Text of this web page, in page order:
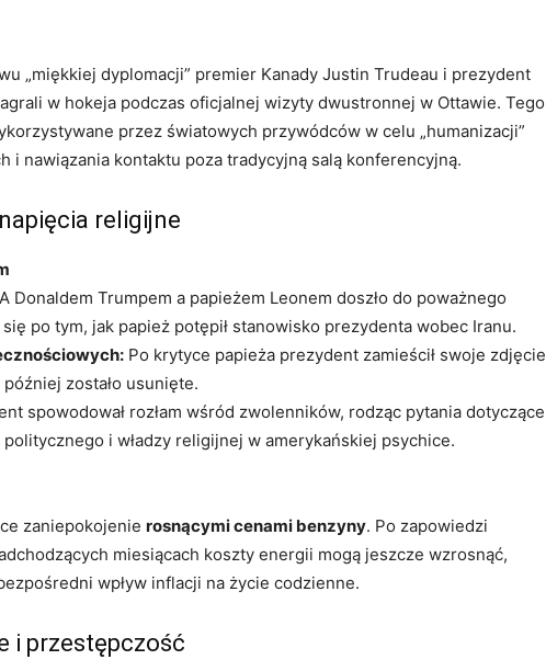
„miękkiej dyplomacji” premier Kanady Justin Trudeau i prezydent
w hokeja podczas oficjalnej wizyty dwustronnej w Ottawie. Tego
przez światowych przywódców w celu „humanizacji”
i nawiązania kontaktu poza tradycyjną salą konferencyjną.
religijne
Donaldem Trumpem a papieżem Leonem doszło do poważnego
się po tym, jak papież potępił stanowisko prezydenta wobec Iranu.
Po krytyce papieża prezydent zamieścił swoje zdjęcie
zostało usunięte.
spowodował rozłam wśród zwolenników, rodząc pytania dotyczące
i władzy religijnej w amerykańskiej psychice.
zaniepokojenie rosnącymi cenami benzyny. Po zapowiedzi
miesiącach koszty energii mogą jeszcze wzrosnąć,
wpływ inflacji na życie codzienne.
i przestępczość